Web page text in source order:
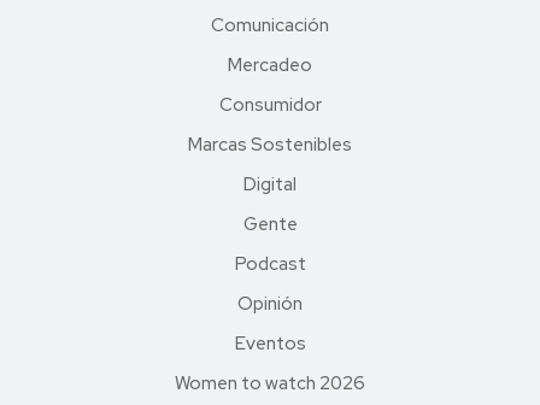
Comunicación
Mercadeo
Consumidor
Marcas Sostenibles
Digital
Gente
Podcast
Opinión
Eventos
Women to watch 2026